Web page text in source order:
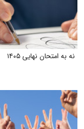
نه به امتحان نهایی ۱۴۰۵